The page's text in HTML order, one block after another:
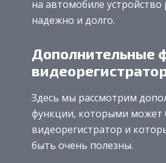
на автомобиле устройство
надежно и долго.
Дополнительные
Здесь мы рассмотрим
функции, которыми может
видеорегистратор и
быть очень полезны.